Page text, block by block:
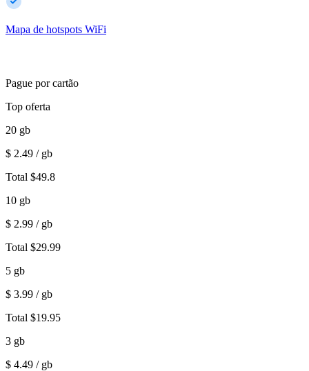
Mapa de hotspots WiFi
Pague por cartão
Top oferta
20 gb
$ 2.49 / gb
Total $49.8
10 gb
$ 2.99 / gb
Total $29.99
5 gb
$ 3.99 / gb
Total $19.95
3 gb
$ 4.49 / gb